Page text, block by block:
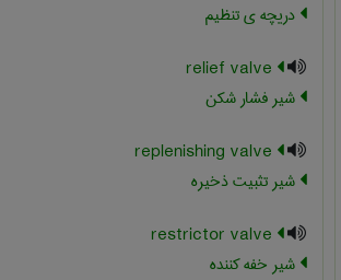
دریچه ی تنظیم
شیر فشار شکن
شیر تثبیت ذخیره
شیر خفه کننده